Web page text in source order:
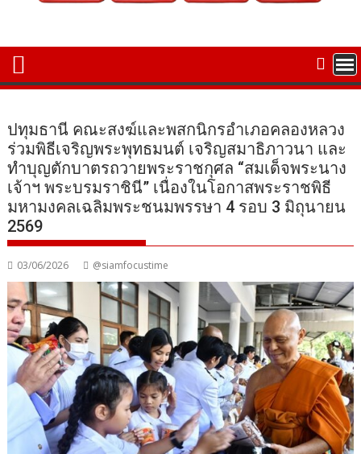
ปทุมธานี คณะสงฆ์และพสกนิกรอำเภอคลองหลวง
ร่วมพิธีเจริญพระพุทธมนต์ เจริญสมาธิภาวนา และ
ทำบุญตักบาตรถวายพระราชกุศล “สมเด็จพระนาง
เจ้าฯ พระบรมราชินี” เนื่องในโอกาสพระราชพิธี
มหามงคลเฉลิมพระชนมพรรษา 4 รอบ 3 มิถุนายน
2569
03/06/2026 @siamfocustime